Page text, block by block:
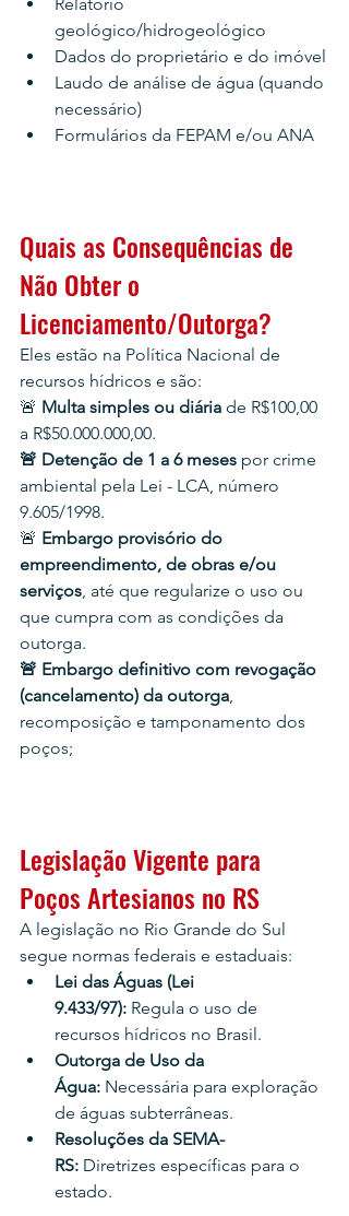
geológico/hidrogeológico
Dados do proprietário e do imóvel
Laudo de análise de água (quando
necessário)
Formulários da FEPAM e/ou ANA
Quais as Consequências de
Não Obter o
Licenciamento/Outorga?
Eles estão na Política Nacional de
recursos hídricos e são:
🚨 Multa simples ou diária de R$100,00
a R$50.000.000,00.
🚨 Detenção de 1 a 6 meses por crime
ambiental pela Lei - LCA, número
9.605/1998.
🚨 Embargo provisório do
empreendimento, de obras e/ou
serviços, até que regularize o uso ou
que cumpra com as condições da
outorga.
🚨 Embargo definitivo com revogação
(cancelamento) da outorga,
recomposição e tamponamento dos
poços;
Legislação Vigente para
Poços Artesianos no RS
A legislação no Rio Grande do Sul
segue normas federais e estaduais:
Lei das Águas (Lei
9.433/97): Regula o uso de
recursos hídricos no Brasil.
Outorga de Uso da
Água: Necessária para exploração
de águas subterrâneas.
Resoluções da SEMA-
RS: Diretrizes específicas para o
estado.